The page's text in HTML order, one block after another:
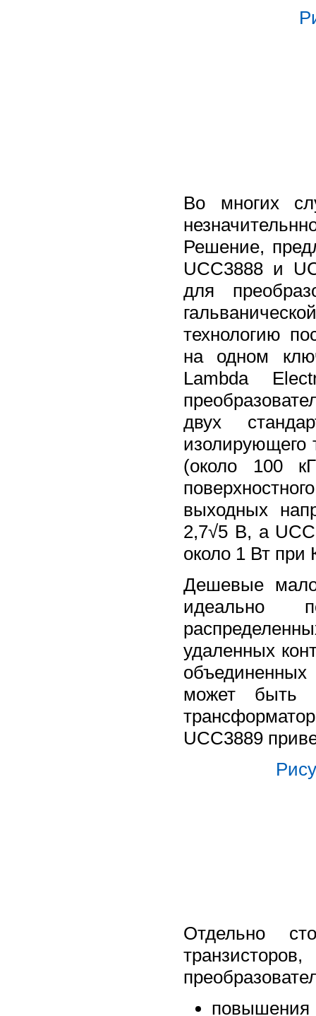
Во многих
Решение,
UCC3888 и
для
технологию
на одном
Lambda
двух
изолирующего
(около 100
выходных
2,7√5 В, а
около 1 Вт при
Дешевые
идеально
удаленных
может быть
UCC3889
Отдельно